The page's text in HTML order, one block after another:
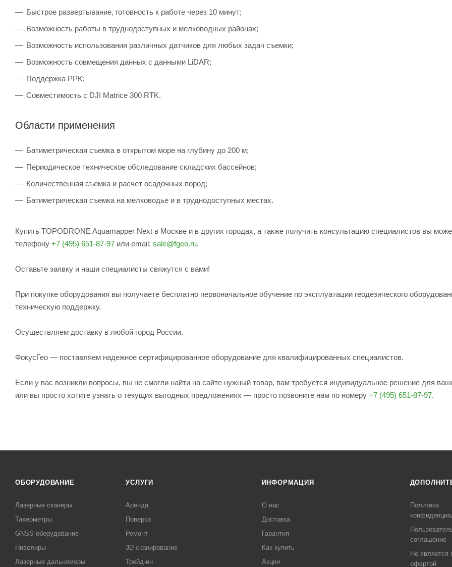
Быстрое развертывание, готовность к работе через 10 минут;
Возможность работы в труднодоступных и мелководных районах;
Возможность использования различных датчиков для любых задач съемки;
Возможность совмещения данных с данными LiDAR;
Поддержка PPK;
Совместимость с DJI Matrice 300 RTK.
Области применения
Батиметрическая съемка в открытом море на глубину до 200 м;
Периодическое техническое обследование складских бассейнов;
Количественная съемка и расчет осадочных пород;
Батиметрическая съемка на мелководье и в труднодоступных местах.
Купить TOPODRONE Aquamapper Next в Москве и в других городах, а также получить консультацию специалистов вы
телефону +7 (495) 651-87-97 или email: sale@fgeo.ru.
Оставьте заявку и наши специалисты свяжутся с вами!
При покупке оборудования вы получаете бесплатно первоначальное обучение по эксплуатации геодезического
техническую поддержку.
Осуществляем доставку в любой город России.
ФокусГео — поставляем надежное сертифицированное оборудование для квалифицированных специалистов.
Если у вас возникли вопросы, вы не смогли найти на сайте нужный товар, вам требуется индивидуальное решение для
или вы просто хотите узнать о текущих выгодных предложениях — просто позвоните нам по номеру +7 (495) 651-87-97.
ОБОРУДОВАНИЕ
Лазерные сканеры
Тахеометры
GNSS оборудование
Нивелиры
Лазерные дальномеры
УСЛУГИ
Аренда
Поверка
Ремонт
3D сканирование
Трейд-ин
ИНФОРМАЦИЯ
О нас
Доставка
Гарантия
Как купить
Акции
Политика
соглашение
Не является
офертой